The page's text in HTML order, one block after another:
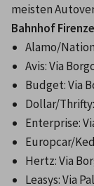
meisten
Bahnhof
Alamo/
Avis: Via
Budget: Via
Dollar/
Enterprise:
Europcar/
Hertz: Via
Leasys: Via